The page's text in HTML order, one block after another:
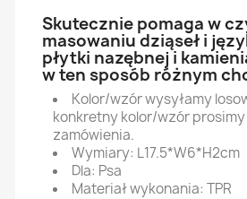
Skutecznie pomaga w
masowaniu dziąseł i
płytki nazębnej i
w ten sposób różnym
Kolor/wzór wysyłamy
konkretny kolor/wzór
zamówienia.
Wymiary: L17.5*W6*H2cm
Dla: Psa
Materiał wykonania: TPR